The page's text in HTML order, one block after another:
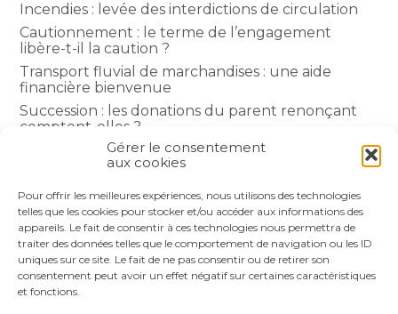
Gérer le consentement
aux cookies
Pour offrir les meilleures expériences, nous utilisons des technologies
telles que les cookies pour stocker et/ou accéder aux informations des
appareils. Le fait de consentir à ces technologies nous permettra de
traiter des données telles que le comportement de navigation ou les ID
uniques sur ce site. Le fait de ne pas consentir ou de retirer son
consentement peut avoir un effet négatif sur certaines caractéristiques
et fonctions.
Incendies : levée des interdictions de circulation
Cautionnement : le terme de l’engagement
libère-t-il la caution ?
Transport fluvial de marchandises : une aide
financière bienvenue
Succession : les donations du parent renonçant
comptent-elles ?
Encadrement des loyers : une année de plus
COMMENTAIRES RÉCENTS